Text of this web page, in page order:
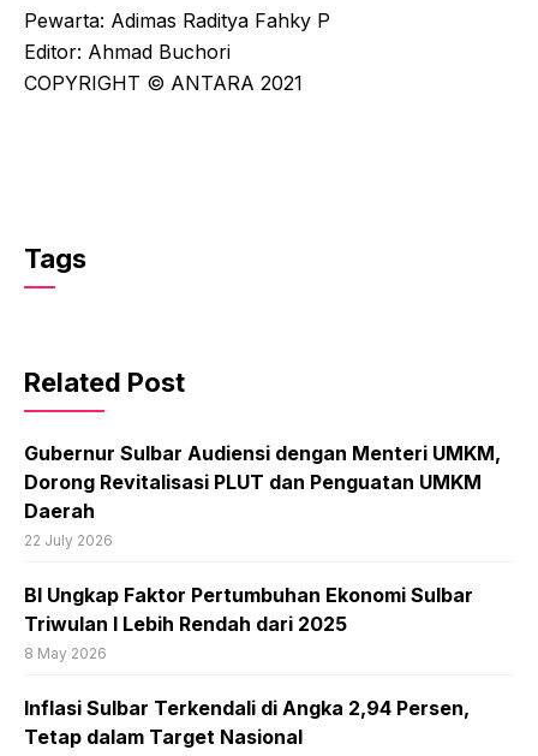
Pewarta: Adimas Raditya Fahky P
Editor: Ahmad Buchori
COPYRIGHT © ANTARA 2021
Tags
Related Post
Gubernur Sulbar Audiensi dengan Menteri UMKM,
Dorong Revitalisasi PLUT dan Penguatan UMKM
Daerah
22 July 2026
BI Ungkap Faktor Pertumbuhan Ekonomi Sulbar
Triwulan I Lebih Rendah dari 2025
8 May 2026
Inflasi Sulbar Terkendali di Angka 2,94 Persen,
Tetap dalam Target Nasional